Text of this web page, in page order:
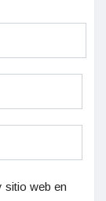
sitio web en